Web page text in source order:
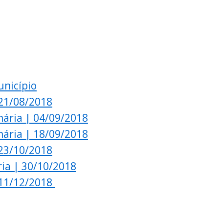
08/2018
| 04/09/2018
| 18/09/2018
10/2018
| 30/10/2018
12/2018